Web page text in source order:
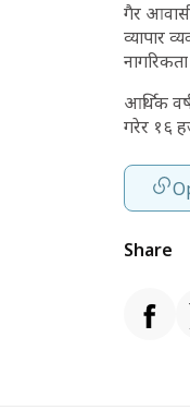
गैर
व्यापार
आर्थिक
गरेर १६
Share